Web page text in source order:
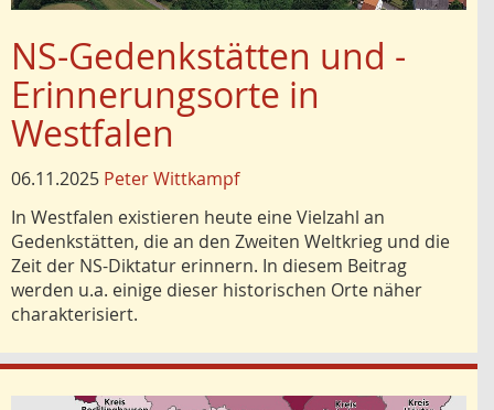
NS-Gedenkstätten und -
Erinnerungsorte in
Westfalen
06.11.2025 Peter Wittkampf
In Westfalen existieren heute eine Vielzahl an
Gedenkstätten, die an den Zweiten Weltkrieg und die
Zeit der NS-Diktatur erinnern. In diesem Beitrag
werden u.a. einige dieser historischen Orte näher
charakterisiert.